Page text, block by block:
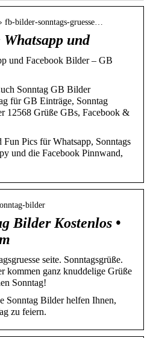
fb-bilder-sonntags-gruesse…
und
und Facebook Bilder – GB
Sonntag GB Bilder
für GB Einträge, Sonntag
12568 Grüße GBs, Facebook &
Pics für Whatsapp, Sonntags
und die Facebook Pinnwand,
bilder
Bilder Kostenlos •
seite. Sonntagsgrüße.
kommen ganz knuddelige Grüße
Sonntag!
Sonntag Bilder helfen Ihnen,
zu feiern.